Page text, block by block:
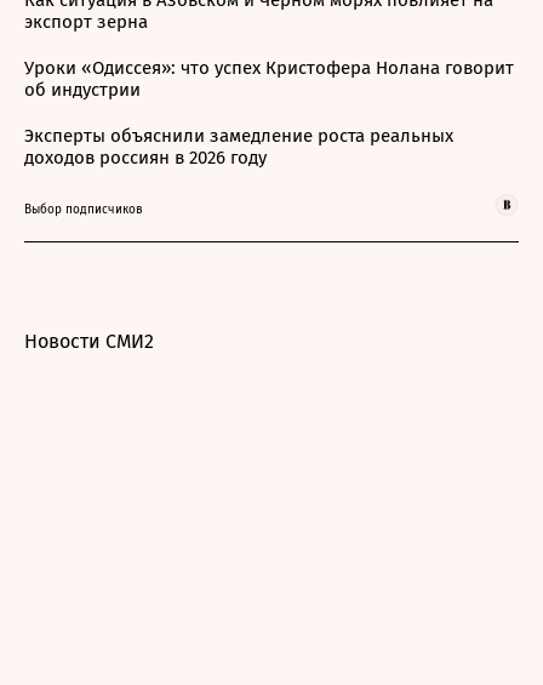
экспорт зерна
Уроки «Одиссея»: что успех Кристофера Нолана говорит
об индустрии
Эксперты объяснили замедление роста реальных
доходов россиян в 2026 году
Выбор подписчиков
Новости СМИ2